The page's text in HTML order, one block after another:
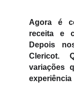
Agora é
receita e
Depois
Clericot.
variações